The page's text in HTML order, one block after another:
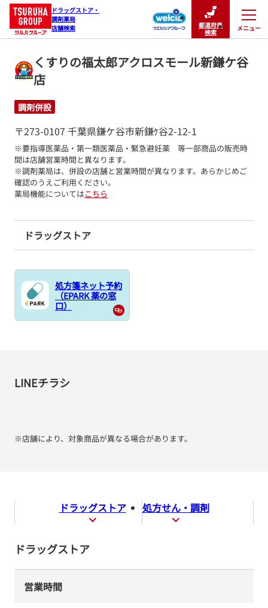
ドラッグストア・
調剤薬局
店舗検索
都道府県
検索
メニュー
閉じる
くすりの福太郎アクロスモール新鎌ケ谷
店
調剤併設
〒273-0107 千葉県鎌ケ谷市新鎌ｹ谷2-12-1
※要指導医薬品・第一類医薬品・緊急避妊薬　等一部商品の販売時
間は店舗営業時間と異なります。
※調剤薬局は、併設の店舗と営業時間が異なります。あらかじめご
確認のうえご利用ください。
薬局機能についてはこちら
ドラッグストア
処方箋ネット予約
（EPARK 薬の窓
口）
LINEチラシ
※店舗により、対象商品が異なる場合があります。
ドラッグストア 処方せん・調剤
ドラッグストア
営業時間